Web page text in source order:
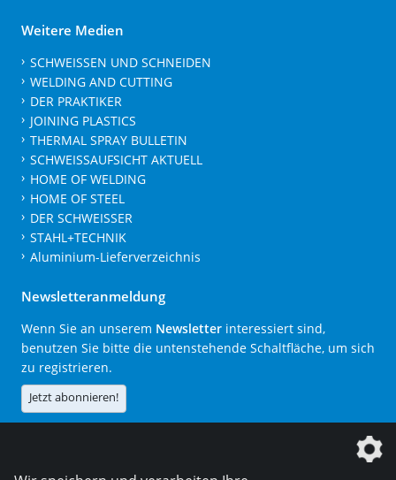
Weitere Medien
SCHWEISSEN UND SCHNEIDEN
WELDING AND CUTTING
DER PRAKTIKER
JOINING PLASTICS
THERMAL SPRAY BULLETIN
SCHWEISSAUFSICHT AKTUELL
HOME OF WELDING
HOME OF STEEL
DER SCHWEISSER
STAHL+TECHNIK
Aluminium-Lieferverzeichnis
Newsletteranmeldung
Wenn Sie an unserem Newsletter interessiert sind,
benutzen Sie bitte die untenstehende Schaltfläche, um sich
zu registrieren.
Jetzt abonnieren!
Die DVS Media GmbH ist ein Unternehmen der